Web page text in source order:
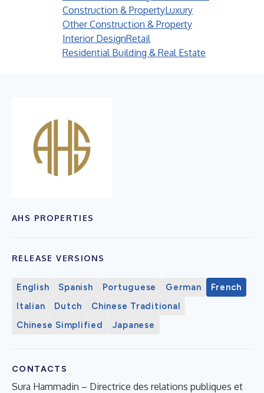
Construction & PropertyLuxury
Other Construction & Property
Interior DesignRetail
Residential Building & Real Estate
AHS PROPERTIES
RELEASE VERSIONS
English Spanish Portuguese German
French
Italian
Dutch
Chinese Traditional
Chinese Simplified
Japanese
CONTACTS
Sura Hammadin – Directrice des relations publiques et